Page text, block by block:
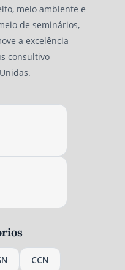
meio ambiente e
de seminários,
a excelência
consultivo
CCN